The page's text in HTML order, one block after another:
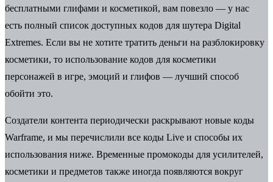
бесплатными глифами и косметикой, вам повезло — у нас
есть полный список доступных кодов для шутера Digital
Extremes. Если вы не хотите тратить деньги на разблокировку
косметики, то использование кодов для косметики
персонажей в игре, эмоций и глифов — лучший способ
обойти это.
Создатели контента периодически раскрывают новые коды
Warframe, и мы перечислили все коды Live и способы их
использования ниже. Временные промокоды для усилителей,
косметики и предметов также иногда появляются вокруг